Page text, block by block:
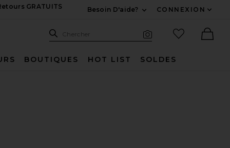
GRATUITS
Besoin D'aide?
CONNEXION
Recherche
Chercher
Articles
BOUTIQUES HOT LIST SOLDES